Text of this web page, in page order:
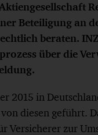
Beteiligung an
beraten.
über die
2015 in
diesen geführt.
Versicherer zur